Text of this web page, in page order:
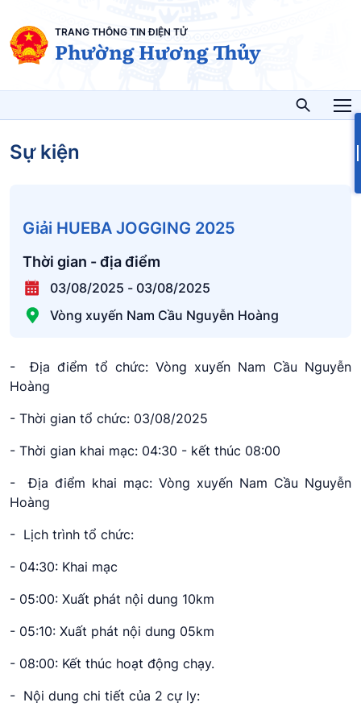
TRANG THÔNG TIN ĐIỆN TỬ
Phường Hương Thủy
Sự kiện
Giải HUEBA JOGGING 2025
Thời gian - địa điểm
03/08/2025 - 03/08/2025
Vòng xuyến Nam Cầu Nguyễn Hoàng
- Địa điểm tổ chức: Vòng xuyến Nam Cầu Nguyễn
Hoàng
- Thời gian tổ chức: 03/08/2025
- Thời gian khai mạc: 04:30 - kết thúc 08:00
- Địa điểm khai mạc: Vòng xuyến Nam Cầu Nguyễn
Hoàng
- Lịch trình tổ chức:
- 04:30: Khai mạc
- 05:00: Xuất phát nội dung 10km
- 05:10: Xuất phát nội dung 05km
- 08:00: Kết thúc hoạt động chạy.
- Nội dung chi tiết của 2 cự ly: